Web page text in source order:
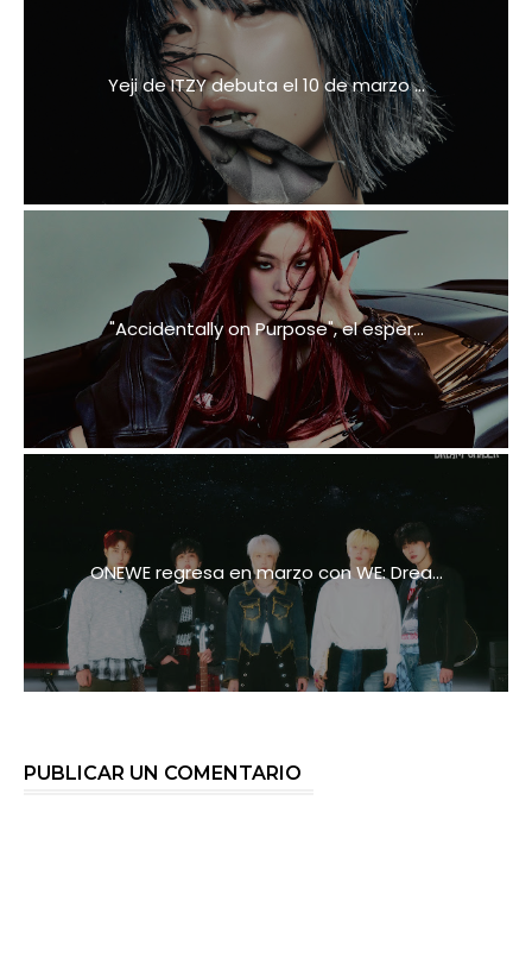
Yeji de ITZY debuta el 10 de marzo ...
"Accidentally on Purpose", el esper...
ONEWE regresa en marzo con WE: Drea...
PUBLICAR UN COMENTARIO